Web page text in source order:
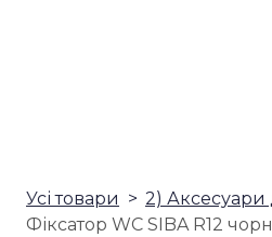
Усі товари
2) Аксесуари
Фіксатор WC SIBA R12